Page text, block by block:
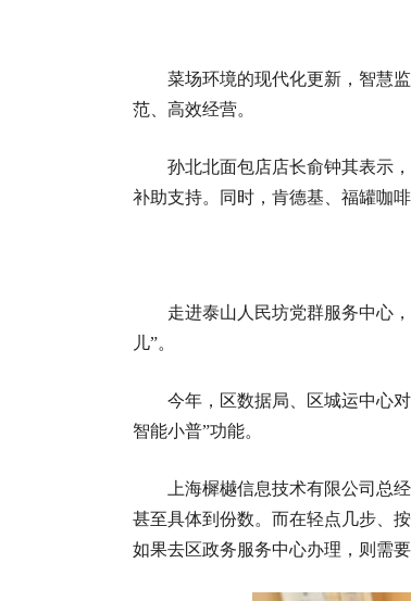
菜场环境的现代化更新，智慧
范、高效经营。
孙北北面包店店长俞钟其表示
补助支持。同时，肯德基、福罐咖
走进泰山人民坊党群服务中心
儿”。
今年，区数据局、区城运中心
智能小普”功能。
上海樨樾信息技术有限公司总
甚至具体到份数。而在轻点几步、
如果去区政务服务中心办理，则需